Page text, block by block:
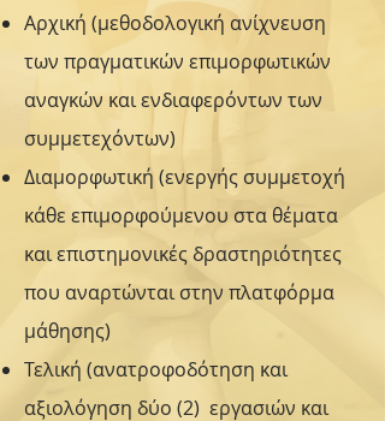
Αρχική (μεθοδολογική ανίχνευση
των πραγματικών επιμορφωτικών
αναγκών και ενδιαφερόντων των
συμμετεχόντων)
Διαμορφωτική (ενεργής συμμετοχή
κάθε επιμορφούμενου στα θέματα
και επιστημονικές δραστηριότητες
που αναρτώνται στην πλατφόρμα
μάθησης)
Τελική (ανατροφοδότηση και
αξιολόγηση δύο (2) εργασιών και